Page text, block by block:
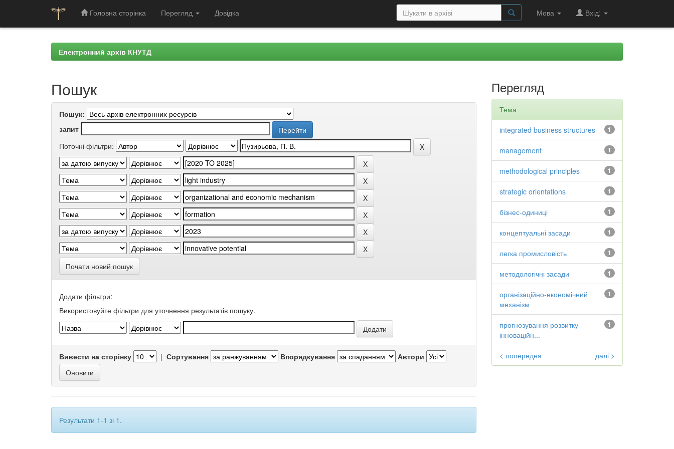
Головна сторінка Перегляд Довідка Мова Вхід:
Електронний архів КНУТД
Пошук
Пошук:
запит
Поточні фільтри:
Почати новий пошук
Додати фільтри:
Використовуйте фільтри для уточнення результатів пошуку.
Вивести на сторінку | Сортування Впорядкування Автори
Результати 1-1 зі 1.
Перегляд
Тема
1
integrated business structures
1
management
1
methodological principles
1
strategic orientations
1
бізнес-одиниці
1
концептуальні засади
1
легка промисловість
1
методологічні засади
1
організаційно-економічний
механізм
1
прогнозування розвитку
інноваційн...
< попередня далі >